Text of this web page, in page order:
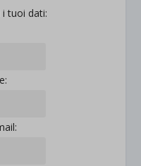
i tuoi dati: